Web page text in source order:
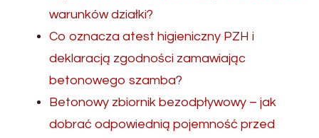
warunków działki?
Co oznacza atest higieniczny PZH i
deklaracją zgodności zamawiając
betonowego szamba?
Betonowy zbiornik bezodpływowy – jak
dobrać odpowiednią pojemność przed